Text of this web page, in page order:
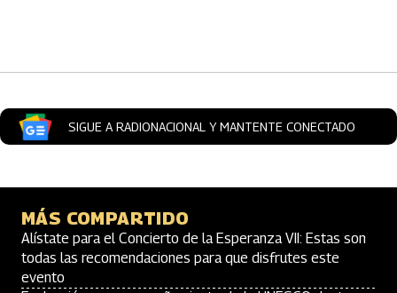
SIGUE A RADIONACIONAL Y MANTENTE CONECTADO
MÁS COMPARTIDO
Alístate para el Concierto de la Esperanza VII: Estas son
todas las recomendaciones para que disfrutes este
evento